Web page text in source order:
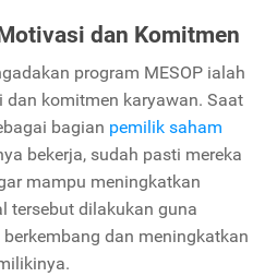
dan Komitmen
program MESOP ialah
dan komitmen karyawan. Saat
bagian pemilik saham
bekerja, sudah pasti mereka
mampu meningkatkan
tersebut dilakukan guna
dan meningkatkan